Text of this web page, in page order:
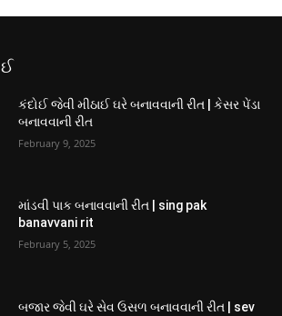
કંદોઈ જેવી મીઠાઈ ઘરે બનાવવાની રીત | કેસર પેંડા
બનાવવાની રીત
February 9, 2025
માંડવી પાક બનાવવાની રીત | sing pak
banavvani rit
February 5, 2025
બજાર જેવી ઘરે સેવ ઉસળ બનાવવાની રીત | sev